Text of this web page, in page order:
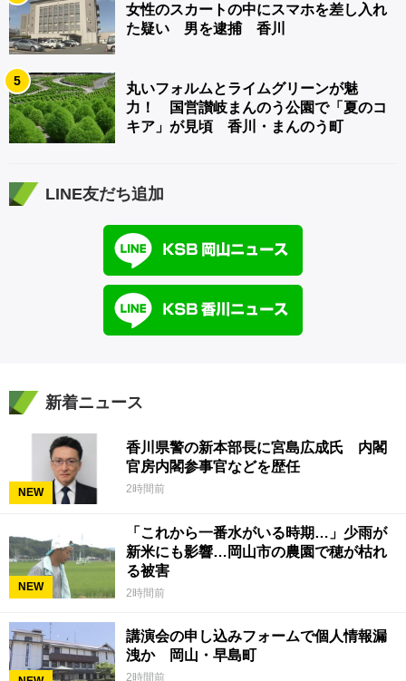
女性のスカートの中にスマホを差し入れ
た疑い 男を逮捕 香川
5
丸いフォルムとライムグリーンが魅
力！ 国営讃岐まんのう公園で「夏のコ
キア」が見頃 香川・まんのう町
LINE友だち追加
新着ニュース
NEW
香川県警の新本部長に宮島広成氏 内閣
官房内閣参事官などを歴任
2時間前
NEW
「これから一番水がいる時期…」少雨が
新米にも影響…岡山市の農園で穂が枯れ
る被害
2時間前
講演会の申し込みフォームで個人情報漏
洩か 岡山・早島町
2時間前